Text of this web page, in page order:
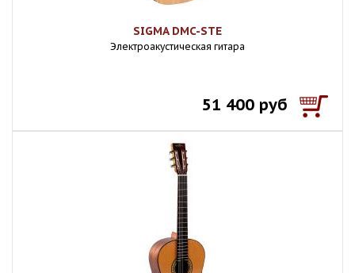
SIGMA DMC-STE
Электроакустическая гитара
51 400 руб